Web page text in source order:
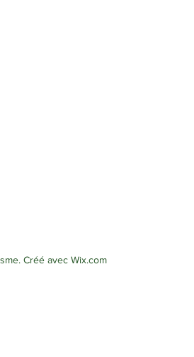
Créé avec Wix.com